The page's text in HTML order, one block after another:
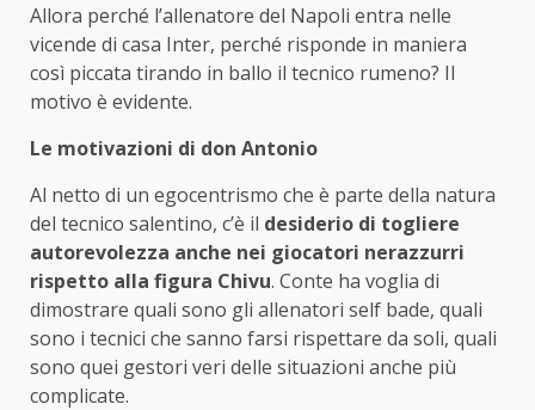
Allora perché l’allenatore del Napoli entra nelle
vicende di casa Inter, perché risponde in maniera
così piccata tirando in ballo il tecnico rumeno? Il
motivo è evidente.
Le motivazioni di don Antonio
Al netto di un egocentrismo che è parte della natura
del tecnico salentino, c’è il desiderio di togliere
autorevolezza anche nei giocatori nerazzurri
rispetto alla figura Chivu. Conte ha voglia di
dimostrare quali sono gli allenatori self bade, quali
sono i tecnici che sanno farsi rispettare da soli, quali
sono quei gestori veri delle situazioni anche più
complicate.